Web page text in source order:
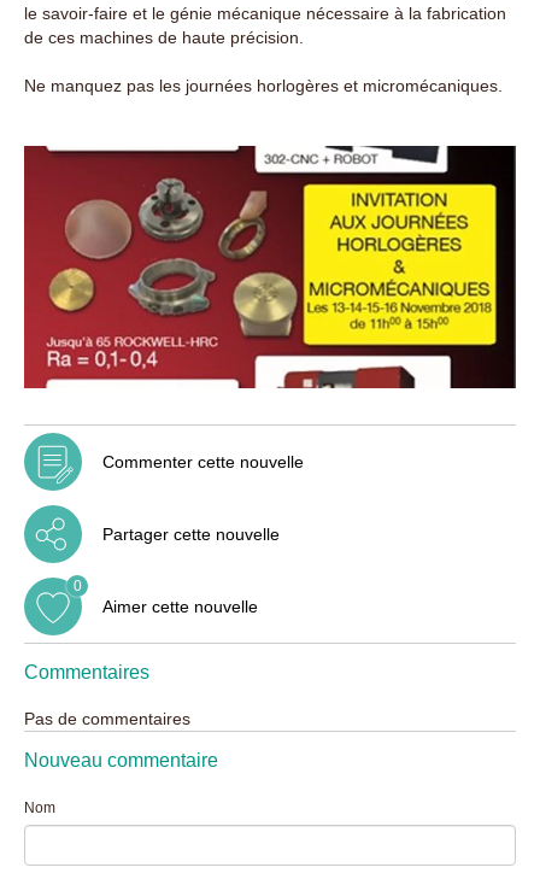
le savoir-faire et le génie mécanique nécessaire à la fabrication
de ces machines de haute précision.
Ne manquez pas les journées horlogères et micromécaniques.
Commenter cette nouvelle
Partager cette nouvelle
Aimer cette nouvelle
0
Commentaires
Pas de commentaires
Nouveau commentaire
Nom